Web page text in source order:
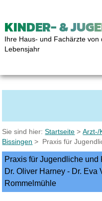
KINDER- &
Ihre Haus- und Fachärzte von
Lebensjahr
Sie sind hier:Startseite >Arzt-/
Bissingen > Praxis für
Praxis für Jugendliche und
Dr. Oliver Harney - Dr.
Rommelmühle